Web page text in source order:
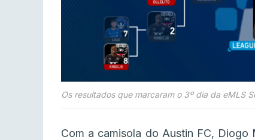
Os resultados que marcaram o 3º dia da eMLS
Com a camisola do Austin FC,